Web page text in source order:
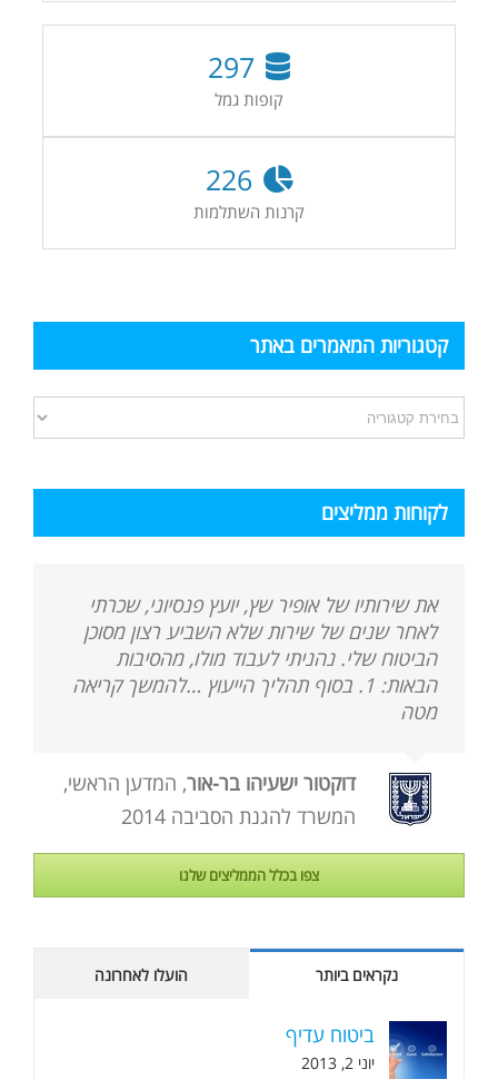
297
קופות גמל
226
קרנות השתלמות
קטגוריות המאמרים באתר
קטגוריות
המאמרים
לקוחות ממליצים
את שירותיו של אופיר שץ, יועץ פנסיוני, שכרתי
לאחר שנים של שירות שלא השביע רצון מסוכן
הביטוח שלי. נהניתי לעבוד מולו, מהסיבות
הבאות: 1. בסוף תהליך הייעוץ …להמשך קריאה
מטה
דוקטור ישעיהו בר-אור, המדען הראשי,
המשרד להגנת הסביבה 2014
צפו בכלל הממליצים שלנו
נקראים ביותר הועלו לאחרונה
ביטוח עדיף
יוני 2, 2013